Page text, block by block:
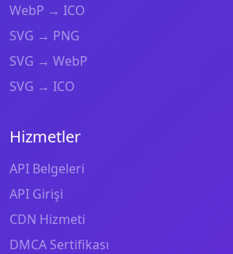
WebP → ICO
SVG → PNG
SVG → WebP
SVG → ICO
Hizmetler
API Belgeleri
API Girişi
CDN Hizmeti
DMCA Sertifikası